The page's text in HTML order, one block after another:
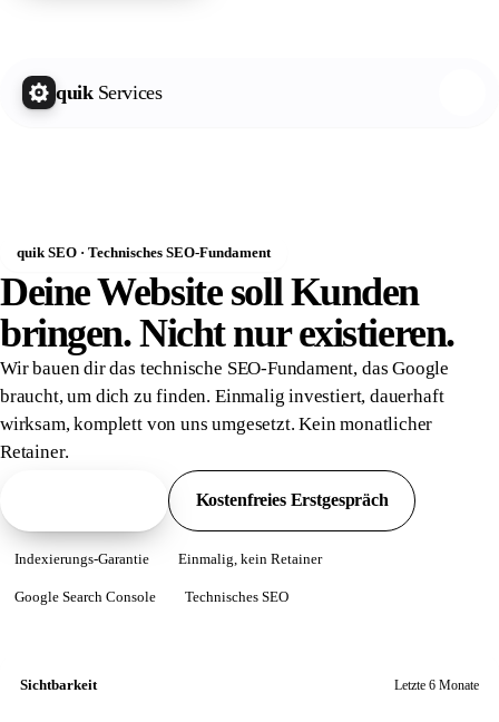
quik Services
quik SEO · Technisches SEO-Fundament
Deine Website soll Kunden
bringen. Nicht nurexistieren.
Wir bauen dir das technische SEO-Fundament, das Google
braucht, um dich zu finden. Einmalig investiert, dauerhaft
wirksam, komplett von uns umgesetzt. Kein monatlicher
Retainer.
Kostenfreies Erstgespräch
Indexierungs-Garantie Einmalig, kein Retainer
Google Search Console Technisches SEO
Sichtbarkeit Letzte 6 Monate